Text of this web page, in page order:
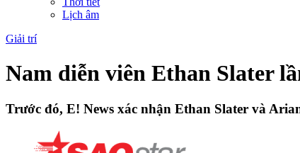
Lịch âm
Giải trí
Nam diễn viên Ethan Slater
Trước đó, E! News xác nhận Ethan Slater và